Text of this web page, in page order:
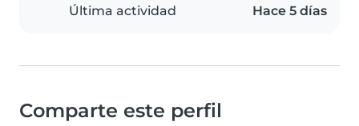
Última actividad Hace 5 días
Comparte este perfil